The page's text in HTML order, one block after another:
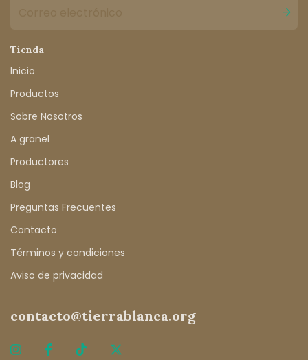
Tienda
Inicio
Productos
Sobre Nosotros
A granel
Productores
Blog
Preguntas Frecuentes
Contacto
Términos y condiciones
Aviso de privacidad
contacto@tierrablanca.org